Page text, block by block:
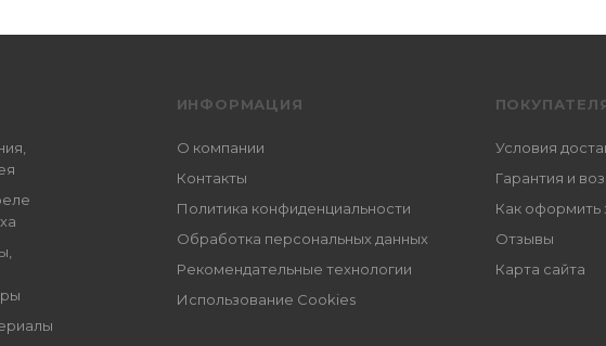
ИНФОРМАЦИЯ
О компании
Контакты
Политика конфиденциальности
Обработка персональных данных
Рекомендательные технологии
Использование Cookies
Условия
Гарантия и
Как оформить
Отзывы
Карта сайта